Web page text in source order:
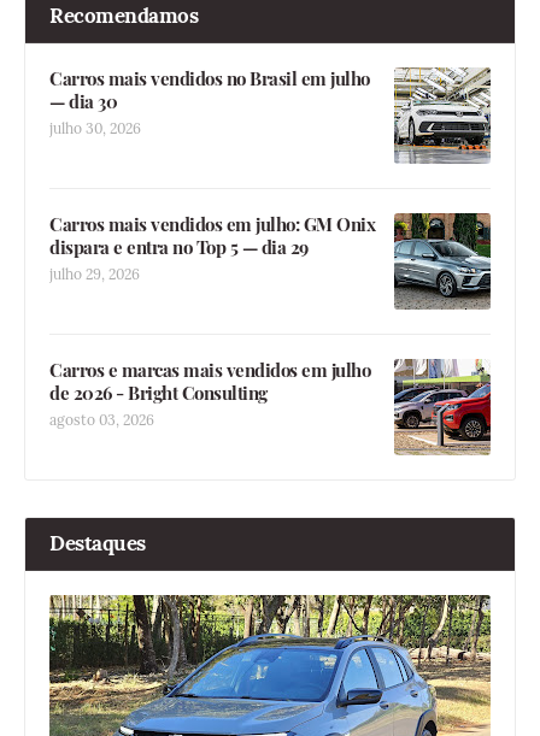
Recomendamos
Carros mais vendidos no Brasil em julho
— dia 30
julho 30, 2026
Carros mais vendidos em julho: GM Onix
dispara e entra no Top 5 — dia 29
julho 29, 2026
Carros e marcas mais vendidos em julho
de 2026 - Bright Consulting
agosto 03, 2026
Destaques